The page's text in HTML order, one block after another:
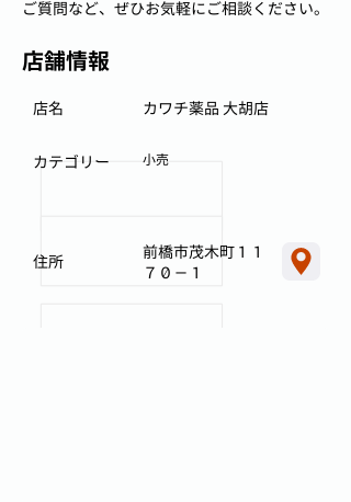
ご質問など、ぜひお気軽にご相談ください。
店舗情報
カワチ薬品 大胡店
店名
小売
カテゴリー
前橋市茂木町１１
７０－１
住所